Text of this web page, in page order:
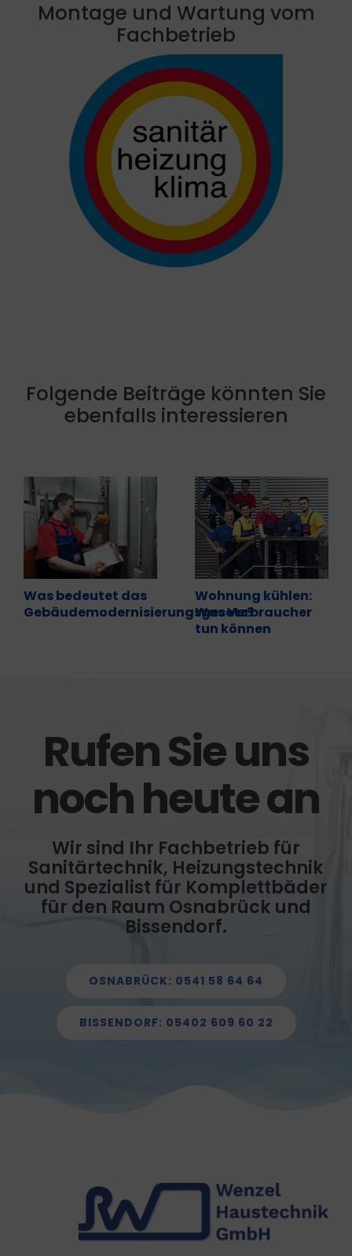
Montage und Wartung vom
Fachbetrieb
Folgende Beiträge könnten Sie
ebenfalls interessieren
Was bedeutet das
Gebäudemodernisierungsgesetz?
Wohnung kühlen:
Was Verbraucher
tun können
Rufen Sie uns
noch heute an
Wir sind Ihr Fachbetrieb für
Sanitärtechnik, Heizungstechnik
und Spezialist für Komplettbäder
für den Raum Osnabrück und
Bissendorf.
OSNABRÜCK: 0541 58 64 64
BISSENDORF: 05402 609 60 22